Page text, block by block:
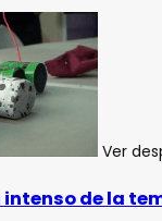
Ver
intenso de la